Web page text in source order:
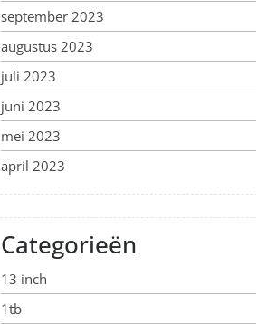
september 2023
augustus 2023
juli 2023
juni 2023
mei 2023
april 2023
Categorieën
13 inch
1tb